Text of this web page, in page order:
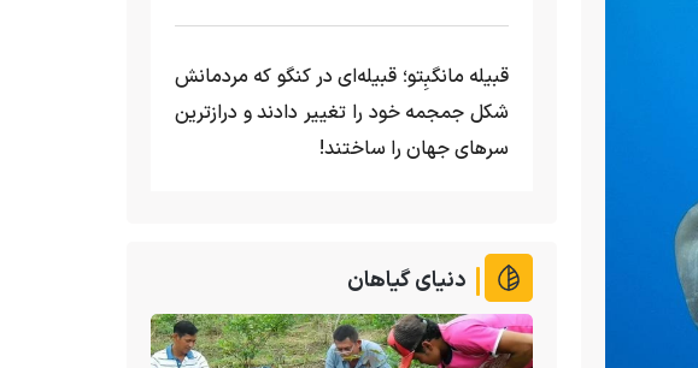
قبیله مانگبِتو؛ قبیله‌ای در کنگو که مردمانش
شکل جمجمه خود را تغییر دادند و درازترین
سرهای جهان را ساختند!
دنیای گیاهان